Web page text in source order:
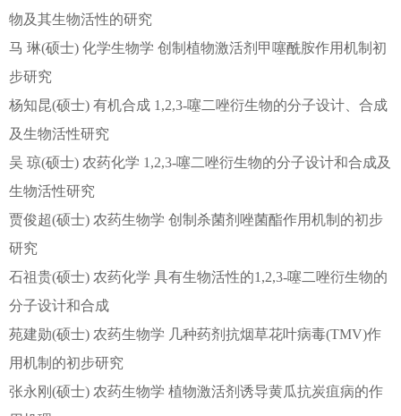
物及其生物活性的研究
马 琳(硕士) 化学生物学 创制植物激活剂甲噻酰胺作用机制初
步研究
杨知昆(硕士) 有机合成 1,2,3-噻二唑衍生物的分子设计、合成
及生物活性研究
吴 琼(硕士) 农药化学 1,2,3-噻二唑衍生物的分子设计和合成及
生物活性研究
贾俊超(硕士) 农药生物学 创制杀菌剂唑菌酯作用机制的初步
研究
石祖贵(硕士) 农药化学 具有生物活性的1,2,3-噻二唑衍生物的
分子设计和合成
苑建勋(硕士) 农药生物学 几种药剂抗烟草花叶病毒(TMV)作
用机制的初步研究
张永刚(硕士) 农药生物学 植物激活剂诱导黄瓜抗炭疽病的作